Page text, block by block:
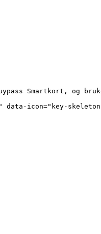
Smartkort, og